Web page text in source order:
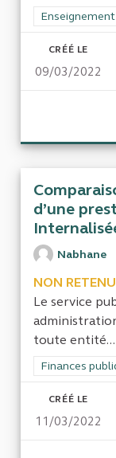
Filtrer les
CRÉÉ LE
09/03/2022
d’une
Nabhane
NON
Le service
toute entité...
Filtrer les
Finances
CRÉÉ LE
11/03/2022